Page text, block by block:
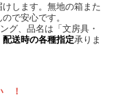
します。無地の箱また
で安心です。
グ、品名は「文房具・
配送時の各種指定承りま
！